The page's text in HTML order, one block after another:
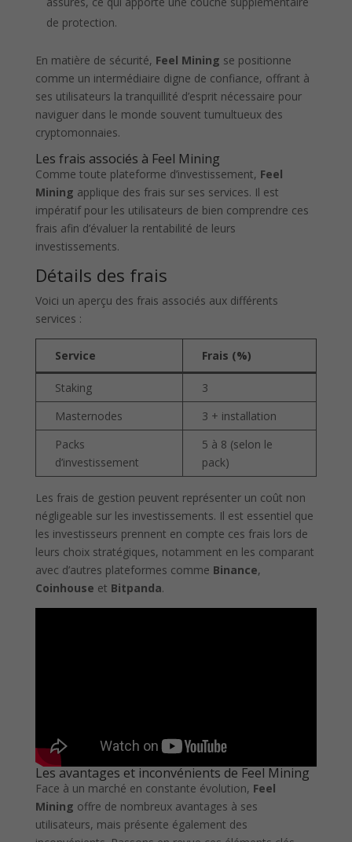
de protection.
En matière de sécurité, Feel Mining se positionne
comme un intermédiaire digne de confiance, offrant à
ses utilisateurs la tranquillité d’esprit nécessaire pour
naviguer dans le monde souvent tumultueux des
cryptomonnaies.
Les frais associés à Feel Mining
Comme toute plateforme d’investissement, Feel
Mining applique des frais sur ses services. Il est
impératif pour les utilisateurs de bien comprendre ces
frais afin d’évaluer la rentabilité de leurs
investissements.
Détails des frais
Voici un aperçu des frais associés aux différents
services :
Service Frais (%)
Staking
3
Masternodes
3 + installation
Packs
d’investissement
5 à 8 (selon le
pack)
Les frais de gestion peuvent représenter un coût non
négligeable sur les investissements. Il est essentiel que
les investisseurs prennent en compte ces frais lors de
leurs choix stratégiques, notamment en les comparant
avec d’autres plateformes comme Binance,
Coinhouse et Bitpanda.
Les avantages et inconvénients de Feel Mining
Face à un marché en constante évolution, Feel
Mining offre de nombreux avantages à ses
utilisateurs, mais présente également des